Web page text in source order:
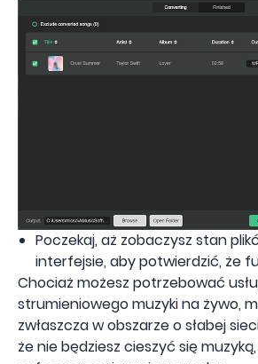
Poczekaj, aż zobaczysz stan
interfejsie, aby potwierdzić, że
Chociaż możesz potrzebować
strumieniowego muzyki na żywo,
zwłaszcza w obszarze o słabej
że nie będziesz cieszyć się